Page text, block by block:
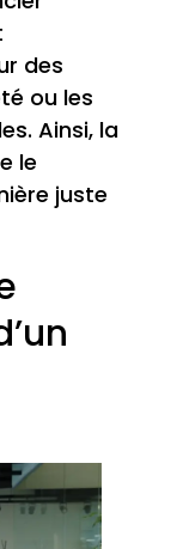
des
ou les
Ainsi, la
le
juste